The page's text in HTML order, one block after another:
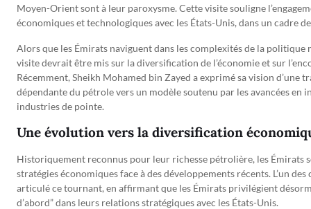
Moyen-Orient sont à leur paroxysme. Cette visite souligne
économiques et technologiques avec les États-Unis, dans un cadre
Alors que les Émirats naviguent dans les complexités de la politique
visite devrait être mis sur la diversification de l’économie et sur
Récemment, Sheikh Mohamed bin Zayed a exprimé sa vision d’une
dépendante du pétrole vers un modèle soutenu par les avancées en
industries de pointe.
Une évolution vers la diversification
Historiquement reconnus pour leur richesse pétrolière, les Émirats
stratégies économiques face à des développements récents. L’un
articulé ce tournant, en affirmant que les Émirats privilégient
d’abord” dans leurs relations stratégiques avec les États-Unis.